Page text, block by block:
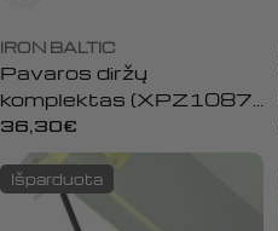
IRON BALTIC
Pavaros diržų
komplektas (XPZ1087)
– priekinei ATV
šienapjovei
Įprasta
kaina
36,30€
Išparduota